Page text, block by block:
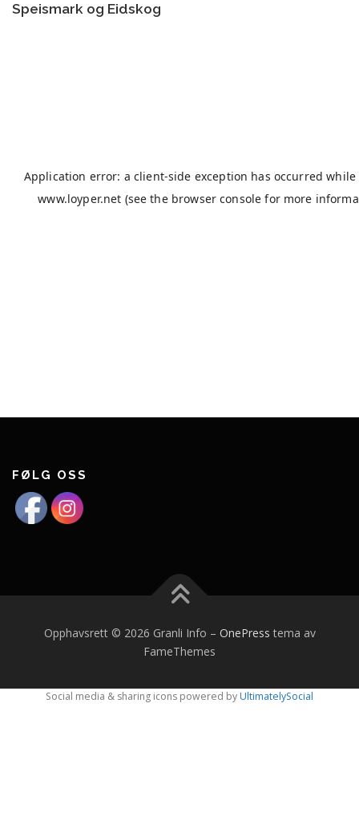
Speismark og Eidskog
FØLG OSS
Opphavsrett © 2026 Granli Info – OnePress tema av
FameThemes
Social media & sharing icons powered byUltimatelySocial